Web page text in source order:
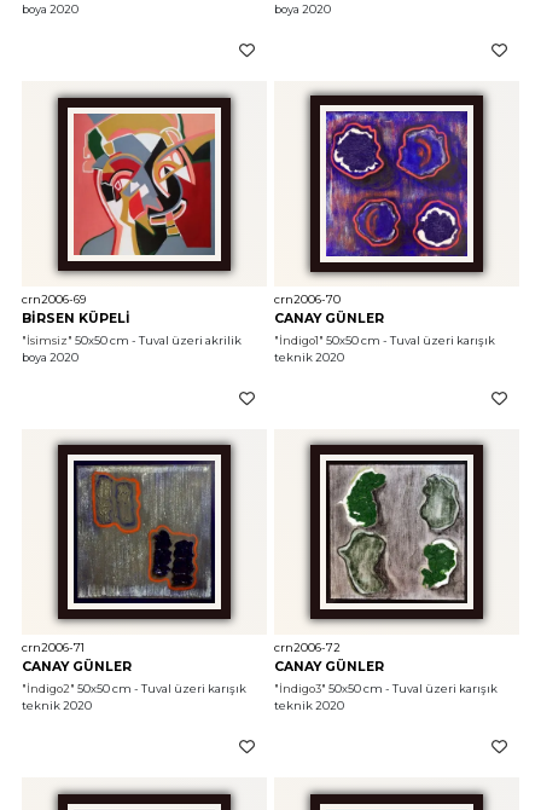
boya 2020
boya 2020
crn2006-69
BİRSEN KÜPELİ
"İsimsiz" 50x50 cm - Tuval üzeri akrilik
boya 2020
crn2006-70
CANAY GÜNLER
"İndigo1" 50x50 cm - Tuval üzeri karışık
teknik 2020
crn2006-71
CANAY GÜNLER
"İndigo2" 50x50 cm - Tuval üzeri karışık
teknik 2020
crn2006-72
CANAY GÜNLER
"İndigo3" 50x50 cm - Tuval üzeri karışık
teknik 2020